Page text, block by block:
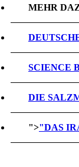
MEHR
SCIENCE
DIE
">"DAS